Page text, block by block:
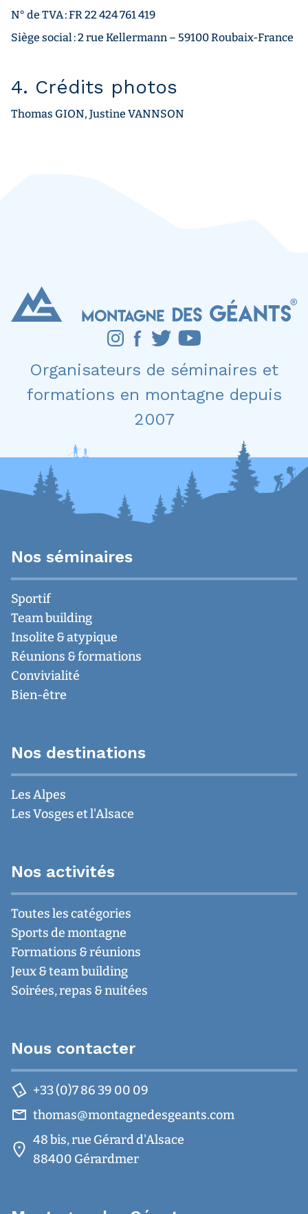
N° de TVA : FR 22 424 761 419
Siège social : 2 rue Kellermann – 59100 Roubaix-France
4. Crédits photos
Thomas GION, Justine VANNSON
Organisateurs de séminaires et
formations en montagne depuis
2007
Nos séminaires
Sportif
Team building
Insolite & atypique
Réunions & formations
Convivialité
Bien-être
Nos destinations
Les Alpes
Les Vosges et l'Alsace
Nos activités
Toutes les catégories
Sports de montagne
Formations & réunions
Jeux & team building
Soirées, repas & nuitées
Nous contacter
+33 (0)7 86 39 00 09
thomas@montagnedesgeants.com
48 bis, rue Gérard d'Alsace
88400 Gérardmer